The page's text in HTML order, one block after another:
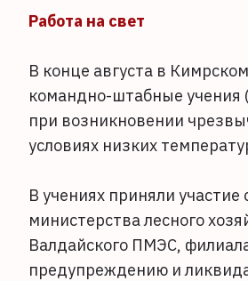
Работа на свет
В конце августа в
командно-штабные учения
при возникновении
условиях низких
В учениях приняли
министерства лесного
Валдайского ПМЭС,
предупреждению и